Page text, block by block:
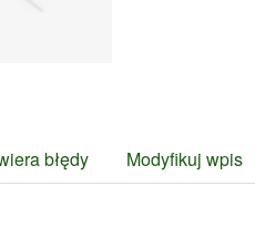
błędy Modyfikuj wpis